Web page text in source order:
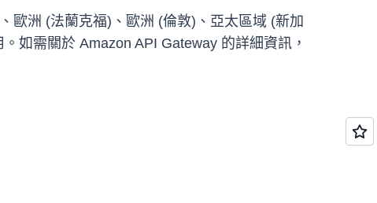
歐洲 (法蘭克福)、歐洲 (倫敦)、亞太區域 (新加
如需關於 Amazon API Gateway 的詳細資訊，